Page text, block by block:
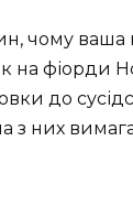
чому ваша
фіорди
до
з них